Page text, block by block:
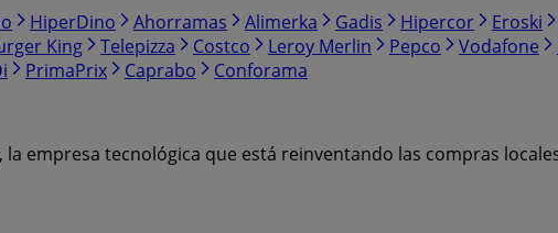
HiperDino Ahorramas Alimerka Gadis Hipercor Eroski
King Telepizza Costco Leroy Merlin Pepco Vodafone
PrimaPrix Caprabo Conforama
empresa tecnológica que está reinventando las compras